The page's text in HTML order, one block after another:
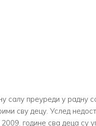
салу преуреди у радну
сву децу. Услед
године сва деца су